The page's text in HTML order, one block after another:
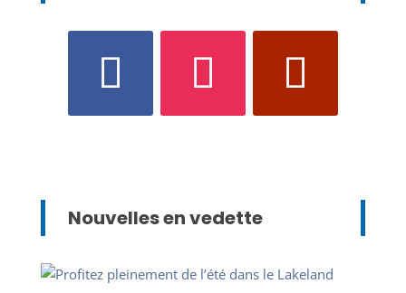
Nouvelles en vedette